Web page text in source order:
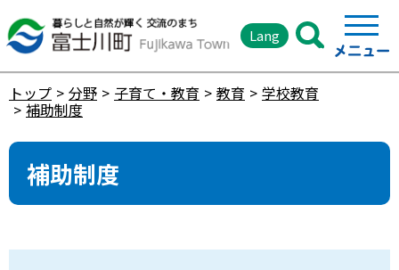
Lang
トップ 分野 子育て・教育 教育 学校教育
補助制度
補助制度